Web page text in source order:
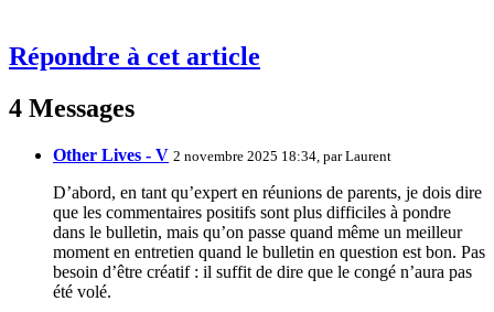
Répondre à cet article
4 Messages
Other Lives - V 2 novembre 2025 18:34, parLaurent
D’abord, en tant qu’expert en réunions de parents, je dois dire
que les commentaires positifs sont plus difficiles à pondre
dans le bulletin, mais qu’on passe quand même un meilleur
moment en entretien quand le bulletin en question est bon. Pas
besoin d’être créatif : il suffit de dire que le congé n’aura pas
été volé.